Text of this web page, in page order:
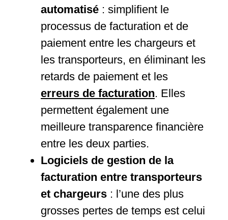
automatisé : simplifient le
processus de facturation et de
paiement entre les chargeurs et
les transporteurs, en éliminant les
retards de paiement et les
erreurs de facturation. Elles
permettent également une
meilleure transparence financière
entre les deux parties.
Logiciels de gestion de la
facturation entre transporteurs
et chargeurs : l’une des plus
grosses pertes de temps est celui